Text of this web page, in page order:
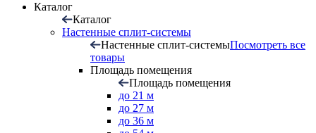
Каталог
Каталог
Настенные сплит-системы
Настенные сплит-системыПосмотреть все
товары
Площадь помещения
Площадь помещения
до 21 м
до 27 м
до 36 м